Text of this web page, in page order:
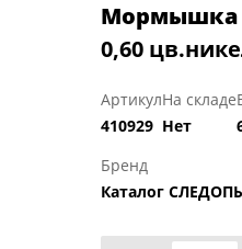
Мормышка
0,60
Артикул
410929
На складе
Нет
Бренд
Каталог